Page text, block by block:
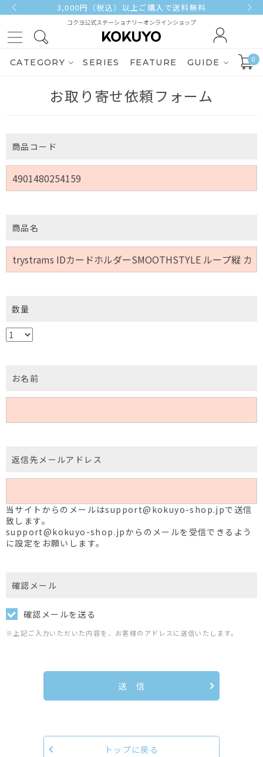
3,000円（税込）以上ご購入で送料無料
コクヨ公式ステーショナリーオンラインショップ
CATEGORY SERIES FEATURE GUIDE 0
お取り寄せ依頼フォーム
商品コード
商品名
数量
お名前
返信先メールアドレス
当サイトからのメールはsupport@kokuyo-shop.jpで送信
致します。
support@kokuyo-shop.jpからのメールを受信できるよう
に設定をお願いします。
確認メール
確認メールを送る
※上記ご入力いただいた内容を、お客様のアドレスに送信いたします。
送 信
トップに戻る